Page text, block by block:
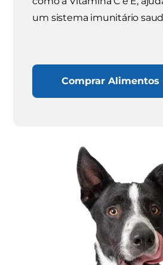
um sistema imunitário
Comprar Alimentos